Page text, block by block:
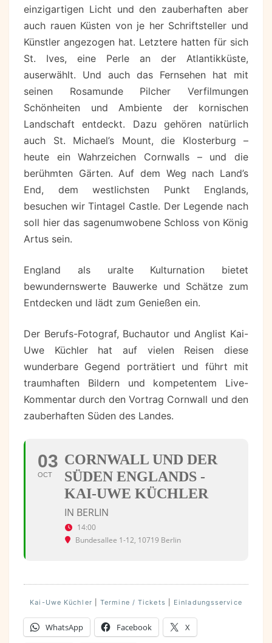
einzigartigen Licht und den zauberhaften aber
auch rauen Küsten von je her Schriftsteller und
Künstler angezogen hat. Letztere hatten für sich
St. Ives, eine Perle an der Atlantikküste,
auserwählt. Und auch das Fernsehen hat mit
seinen Rosamunde Pilcher Verfilmungen
Schönheiten und Ambiente der kornischen
Landschaft entdeckt. Dazu gehören natürlich
auch St. Michael’s Mount, die Klosterburg –
heute ein Wahrzeichen Cornwalls – und die
berühmten Gärten. Auf dem Weg nach Land’s
End, dem westlichsten Punkt Englands,
besuchen wir Tintagel Castle. Der Legende nach
soll hier das sagenumwobene Schloss von König
Artus sein.
England als uralte Kulturnation bietet
bewundernswerte Bauwerke und Schätze zum
Entdecken und lädt zum Genießen ein.
Der Berufs-Fotograf, Buchautor und Anglist Kai-
Uwe Küchler hat auf vielen Reisen diese
wunderbare Gegend porträtiert und führt mit
traumhaften Bildern und kompetentem Live-
Kommentar durch den Vortrag Cornwall und den
zauberhaften Süden des Landes.
03
OCT
CORNWALL UND DER
SÜDEN ENGLANDS -
KAI-UWE KÜCHLER
IN BERLIN
14:00
Bundesallee 1-12, 10719 Berlin
Kai-Uwe Küchler |Termine / Tickets Einladungsservice
WhatsApp Facebook X